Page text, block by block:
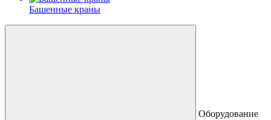
Башенные краны
Оборудование